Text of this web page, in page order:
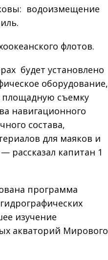
водоизмещение
флотов.
будет установлено
оборудование,
съемку
навигационного
состава,
для маяков и
рассказал капитан 1
программа
изучение
акваторий Мирового